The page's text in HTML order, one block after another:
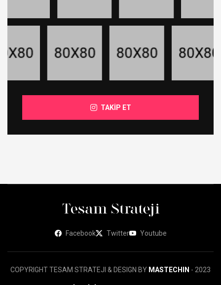
TAKİP ET
Facebook Twitter Youtube
COPYRIGHT TESAM STRATEJI & DESIGN BY MASTECHIN - 2023